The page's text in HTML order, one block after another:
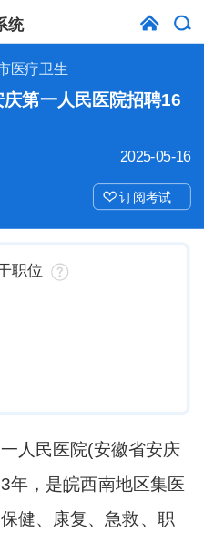
统
医疗卫生
第一人民医院招聘16
2025-05-16
订阅考试
职位
人民医院(安徽省安庆
年，是皖西南地区集医
健、康复、急救、职